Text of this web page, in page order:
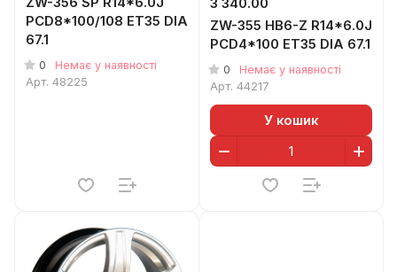
PCD8*100/108 ET35 DIA
67.1
0
Немає у наявності
Арт. 48225
3 340.00
ZW-355 HB6-Z R14*6.0J
PCD4*100 ET35 DIA 67.1
0
Немає у наявності
Арт. 44217
У кошик